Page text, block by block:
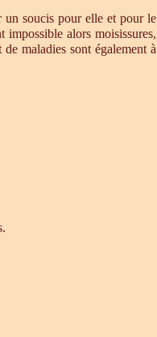
un soucis pour elle et pour le
impossible alors moisissures,
maladies sont également à